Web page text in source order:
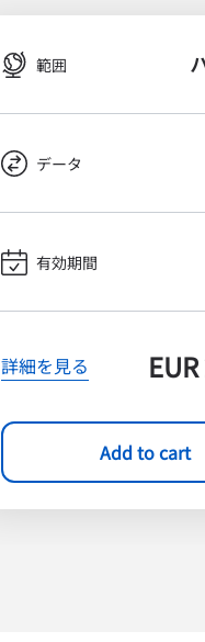
範囲
データ
有効期間
詳細を見る EUR
Add to cart